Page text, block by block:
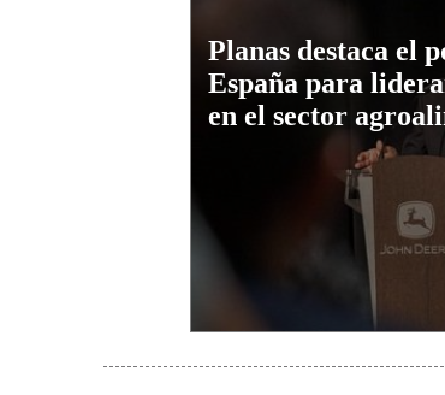
Planas destaca el
España para
en el sector